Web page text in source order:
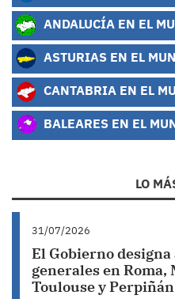
ANDALUCÍA EN EL
ASTURIAS EN EL
CANTABRIA EN EL
BALEARES EN EL
LO
31/07/2026
El Gobierno
generales en
Toulouse y Perpiñán